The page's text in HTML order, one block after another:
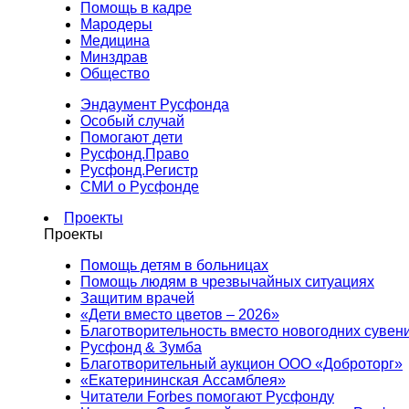
Помощь в кадре
Мародеры
Медицина
Минздрав
Общество
Эндаумент Русфонда
Особый случай
Помогают дети
Русфонд.Право
Русфонд.Регистр
СМИ о Русфонде
Проекты
Проекты
Помощь детям в больницах
Помощь людям в чрезвычайных ситуациях
Защитим врачей
«Дети вместо цветов – 2026»
Благотворительность вместо новогодних
Русфонд & Зумба
Благотворительный аукцион ООО «Доброторг»
«Екатерининская Ассамблея»
Читатели Forbes помогают Русфонду